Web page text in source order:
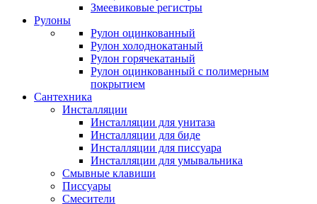
Змеевиковые регистры
Рулоны
Рулон оцинкованный
Рулон холоднокатаный
Рулон горячекатаный
Рулон оцинкованный с полимерным
покрытием
Сантехника
Инсталляции
Инсталляции для унитаза
Инсталляции для биде
Инсталляции для писсуара
Инсталляции для умывальника
Смывные клавиши
Писсуары
Смесители